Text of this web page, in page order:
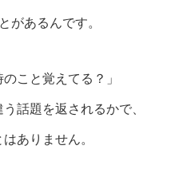
があるんです。
こと覚えてる？」
話題を返されるかで、
ありません。